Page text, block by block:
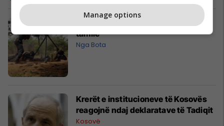
Sri Lankë: Vriten 53 kryengritës
tamilë
Nga Bota
Krerët e institucioneve të Kosovës
reagojnë ndaj deklaratave të Tadiqit
Kosovë
Manage options